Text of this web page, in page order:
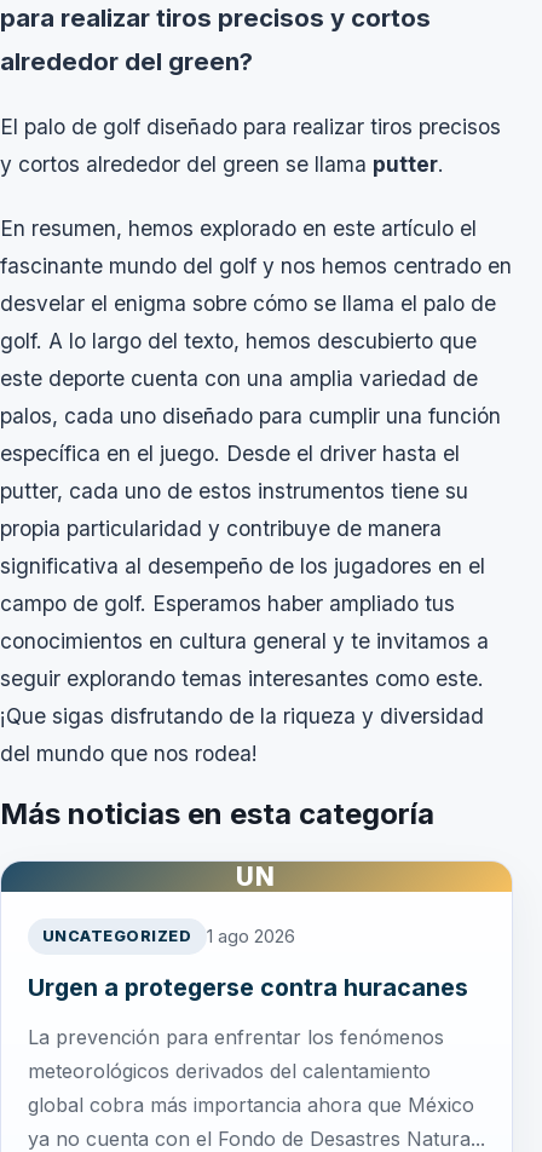
para realizar tiros precisos y cortos
alrededor del green?
El palo de golf diseñado para realizar tiros precisos
y cortos alrededor del green se llama putter.
En resumen, hemos explorado en este artículo el
fascinante mundo del golf y nos hemos centrado en
desvelar el enigma sobre cómo se llama el palo de
golf. A lo largo del texto, hemos descubierto que
este deporte cuenta con una amplia variedad de
palos, cada uno diseñado para cumplir una función
específica en el juego. Desde el driver hasta el
putter, cada uno de estos instrumentos tiene su
propia particularidad y contribuye de manera
significativa al desempeño de los jugadores en el
campo de golf. Esperamos haber ampliado tus
conocimientos en cultura general y te invitamos a
seguir explorando temas interesantes como este.
¡Que sigas disfrutando de la riqueza y diversidad
del mundo que nos rodea!
Más noticias en esta categoría
UN
UNCATEGORIZED 1 ago 2026
Urgen a protegerse contra huracanes
La prevención para enfrentar los fenómenos
meteorológicos derivados del calentamiento
global cobra más importancia ahora que México
ya no cuenta con el Fondo de Desastres Natura...